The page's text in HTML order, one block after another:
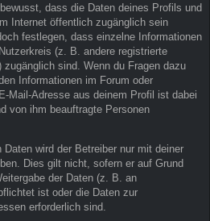
dass die Daten deines Profils und
Internet öffentlich zugänglich sein
festlegen, dass einzelne Informationen
(z. B. andere registrierte
sind. Wenn du Fragen dazu
Informationen im Forum oder
Mail-Adresse aus deinem Profil ist dabei
von ihm beauftragte Personen
wird der Betreiber nur mit deiner
Dies gilt nicht, sofern er auf Grund
der Daten (z. B. an
ist oder die Daten zur
erforderlich sind.